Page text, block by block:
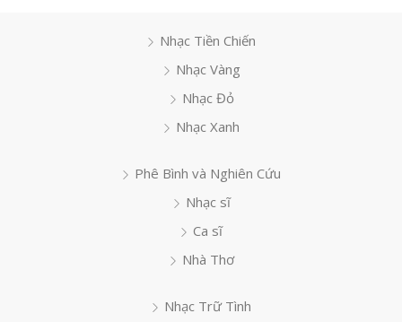
Nhạc Tiền Chiến
Nhạc Vàng
Nhạc Đỏ
Nhạc Xanh
Phê Bình và Nghiên Cứu
Nhạc sĩ
Ca sĩ
Nhà Thơ
Nhạc Trữ Tình